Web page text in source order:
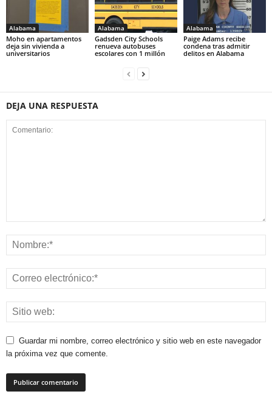
Alabama
Moho en apartamentos
deja sin vivienda a
universitarios
Alabama
Gadsden City Schools
renueva autobuses
escolares con 1 millón
Alabama
Paige Adams recibe
condena tras admitir
delitos en Alabama
DEJA UNA RESPUESTA
Guardar mi nombre, correo electrónico y sitio web en este navegador
la próxima vez que comente.